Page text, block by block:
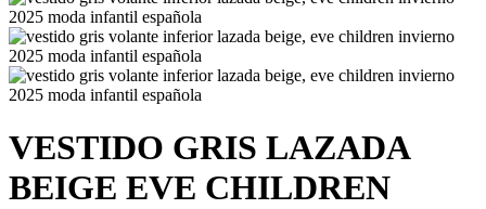
VESTIDO GRIS LAZADA
BEIGE EVE CHILDREN